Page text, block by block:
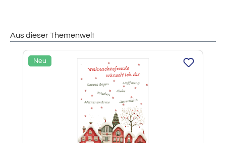
Aus dieser Themenwelt
Produktgalerie überspringen
Neu